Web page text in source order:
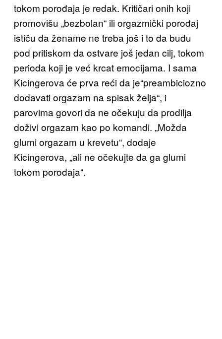
tokom porođaja je redak. Kritičari onih koji
promovišu „bezbolan“ ili orgazmički porođaj
ističu da žename ne treba još i to da budu
pod pritiskom da ostvare još jedan cilj, tokom
perioda koji je već krcat emocijama. I sama
Kicingerova će prva reći da je“preambiciozno
dodavati orgazam na spisak želja“, i
parovima govori da ne očekuju da prodilja
doživi orgazam kao po komandi. „Možda
glumi orgazam u krevetu“, dodaje
Kicingerova, „ali ne očekujte da ga glumi
tokom porođaja“.